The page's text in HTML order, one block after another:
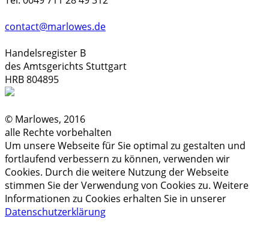
contact@marlowes.de
Handelsregister B
des Amtsgerichts Stuttgart
HRB 804895
© Marlowes, 2016
alle Rechte vorbehalten
Um unsere Webseite für Sie optimal zu gestalten und
fortlaufend verbessern zu können, verwenden wir
Cookies. Durch die weitere Nutzung der Webseite
stimmen Sie der Verwendung von Cookies zu. Weitere
Informationen zu Cookies erhalten Sie in unserer
Datenschutzerklärung